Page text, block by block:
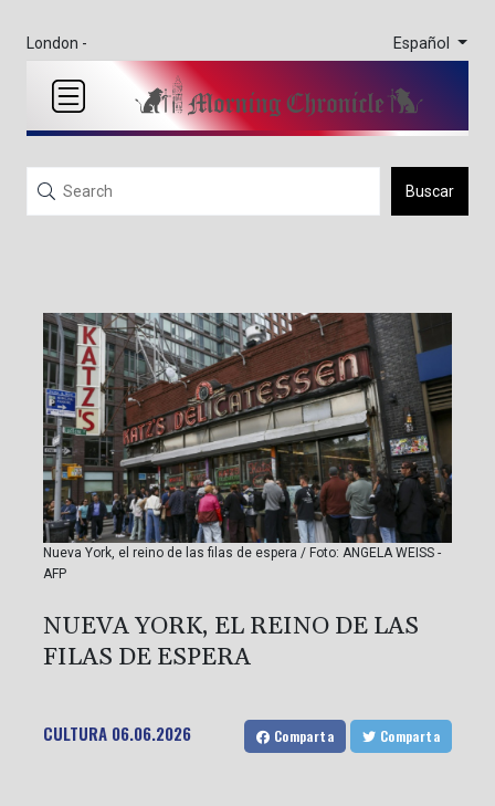
London - Español
Buscar
Nueva York, el reino de las filas de espera / Foto: ANGELA WEISS -
AFP
NUEVA YORK, EL REINO DE LAS
FILAS DE ESPERA
CULTURA 06.06.2026 Comparta Comparta